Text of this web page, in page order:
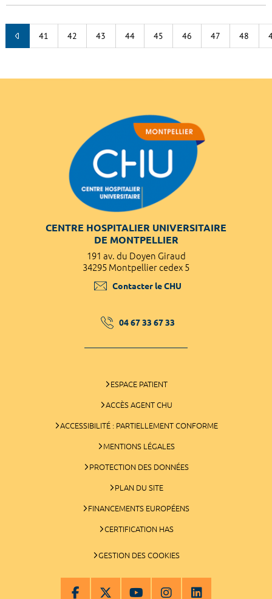
41 42 43 44 45 46 47 48
CENTRE HOSPITALIER UNIVERSITAIRE
DE MONTPELLIER
191 av. du Doyen Giraud
34295 Montpellier cedex 5
Contacter le CHU
04 67 33 67 33
ESPACE PATIENT
ACCÈS AGENT CHU
ACCESSIBILITÉ : PARTIELLEMENT CONFORME
MENTIONS LÉGALES
PROTECTION DES DONNÉES
PLAN DU SITE
FINANCEMENTS EUROPÉENS
CERTIFICATION HAS
GESTION DES COOKIES